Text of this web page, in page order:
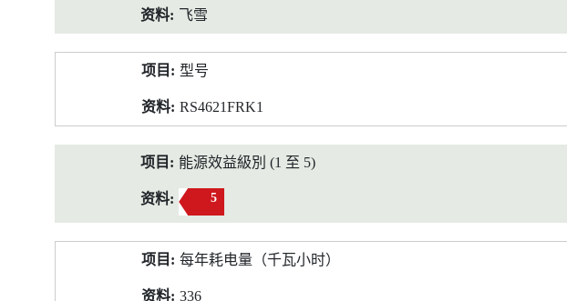
飞雪
型号
RS4621FRK1
能源效益級別 (1 至 5)
5
每年耗电量（千瓦小时）
336